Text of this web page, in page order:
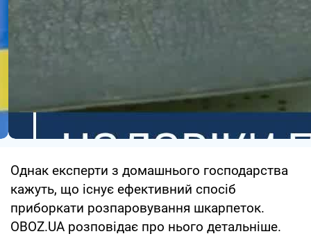
Однак експерти з домашнього господарства
кажуть, що існує ефективний спосіб
приборкати розпаровування шкарпеток.
OBOZ.UA розповідає про нього детальніше.